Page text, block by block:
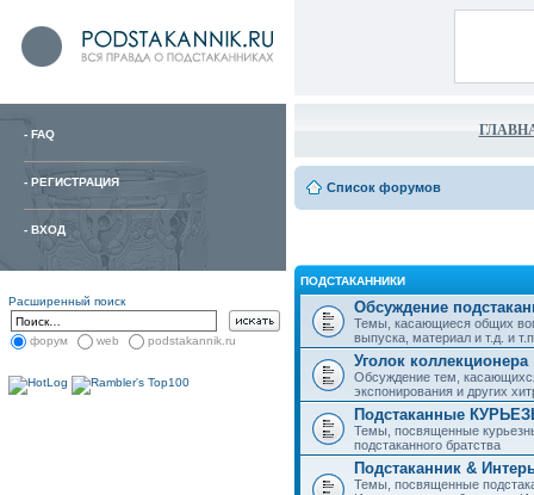
- FAQ
- РЕГИСТРАЦИЯ
- ВХОД
Расширенный поиск
форум web podstakannik.ru
Список форумов
ПОДСТАКАННИКИ
Обсуждение
Темы, касающиеся общих
выпуска, материал и т.д. и
Уголок коллекционера
Обсуждение тем,
экспонирования и других
Подстаканные
Темы, посвященные
подстаканного братства
Подстаканник &
Темы, посвященные